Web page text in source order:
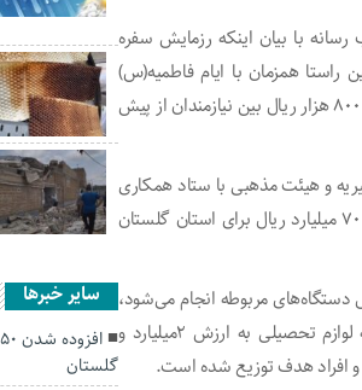
با بیان اینکه رزمایش سفره
همزمان با ایام فاطمیه(س)
بسته‌های پروتئینی حاوی گوشت مرغ منجمد به وزن چهار کیلوگرم با قیمت یک‌میلیون و ۸۰۰ هزار ریال بین نیازمندان از پیش
گلستان با تأکید بر اینکه ۵۰۰ گروه جهادی، خیریه و هیئت مذهبی با ستاد همکاری
دارند، ادامه دارند: برای اجرای این طرح ۱۴۱ هزار و ۸۰۰ کیلوگرم گوشت مرغ به ارزش ۷۰ میلیارد ریال برای استان گلستان
دستگاه‌های مربوطه انجام می‌شود،
افزود: از ابتدای سال‌جاری تاکنون در قالب طرح مشق‌احسان به تعداد ۷ هزار بسته لوازم تحصیلی به ارزش ۲‌میلیارد و
سایر خبرها
گلستان